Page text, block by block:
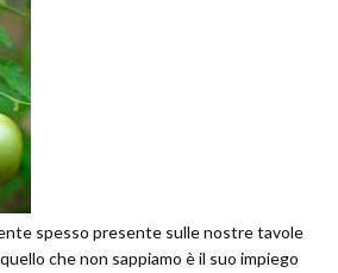
spesso presente sulle nostre tavole
che non sappiamo è il suo impiego